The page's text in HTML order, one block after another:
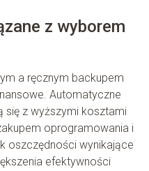
z wyborem
a ręcznym backupem
Automatyczne
się z wyższymi kosztami
oprogramowania i
oszczędności wynikające
efektywności